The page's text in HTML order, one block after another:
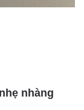
nhàng